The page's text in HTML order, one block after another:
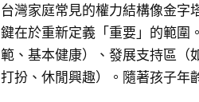
台灣家庭常見的權力結構像金字
鍵在於重新定義「重要」的範圍
範、基本健康）、發展支持區（
打扮、休閒興趣）。隨著孩子年